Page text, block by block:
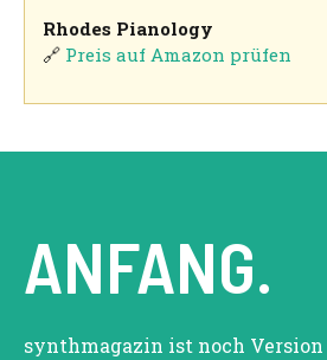
Rhodes Pianology
🔗 Preis auf Amazon prüfen
ANFANG.
synthmagazin ist noch Version